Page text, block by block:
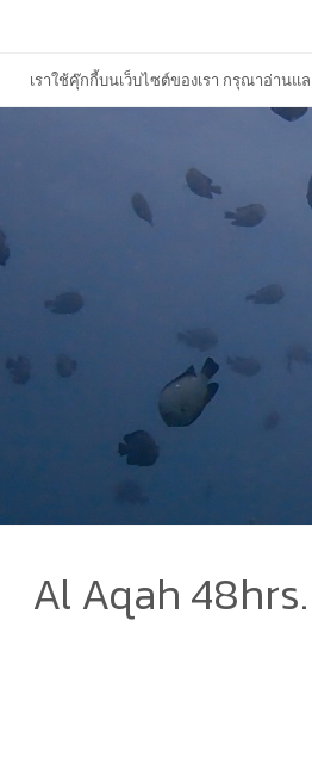
เราใช้คุ๊กกี้บนเว็บไซต์ของเรา กรุณาอ่านแ
Al Aqah